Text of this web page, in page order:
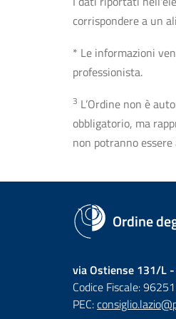
corrispondere a un
* Le informazioni
professionista.
3 L’Ordine non è
obbligatorio, ma
non potranno essere
Ordine
via Ostiense 131/L
Codice Fiscale:
PEC: